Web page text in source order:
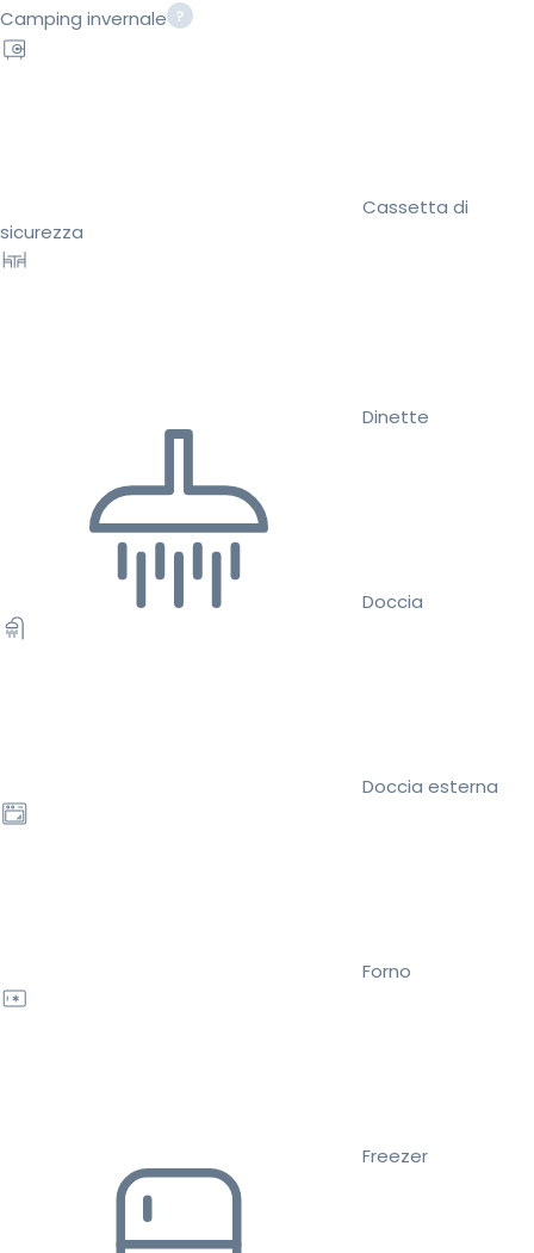
Camping invernale
Cassetta di
sicurezza
Dinette
Doccia
Doccia esterna
Forno
Freezer